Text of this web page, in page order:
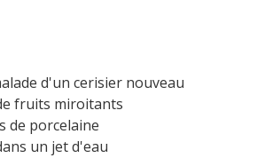
d'un cerisier nouveau
fruits miroitants
de porcelaine
un jet d'eau